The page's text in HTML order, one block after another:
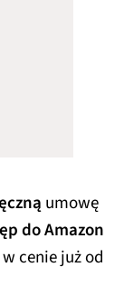
umowę
do Amazon
cenie już od